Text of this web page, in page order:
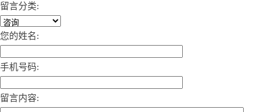
留言分类:
您的姓名:
手机号码:
留言内容: